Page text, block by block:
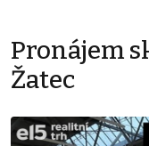
Pronájem
Žatec